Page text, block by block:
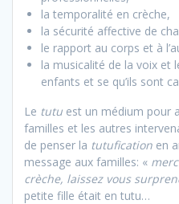
la temporalité en crèche,
la sécurité affective de
le rapport au corps et à
la musicalité de la voix et
enfants et se qu’ils sont
Le tutu est un médium pour
familles et les autres
de penser la tutufication en
message aux familles: «
crèche, laissez vous
petite fille était en tutu…